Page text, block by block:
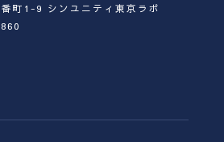
町1-9 シンユニティ東京ラボ